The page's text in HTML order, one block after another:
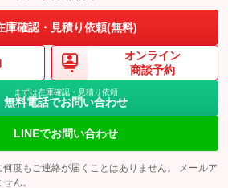
庫確認・見積り依頼(無料)
オンライン
商談予約
まずは在庫確認・見積り依頼
無料電話でお問い合わせ
LINEでお問い合わせ
度もご連絡が届くことはありません。 メールア
ん。